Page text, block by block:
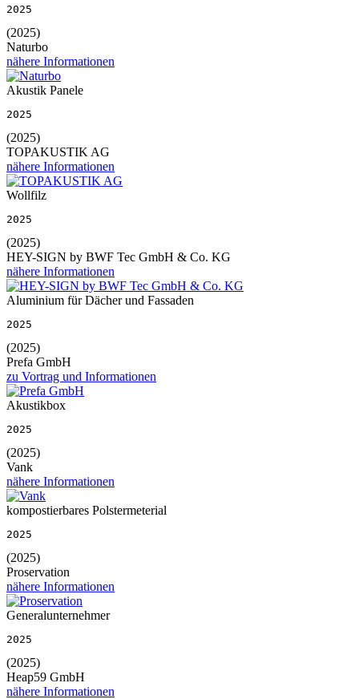
2025
(2025)
Naturbo
nähere Informationen
Akustik Panele
2025
(2025)
TOPAKUSTIK AG
nähere Informationen
Wollfilz
2025
(2025)
HEY-SIGN by BWF Tec GmbH & Co. KG
nähere Informationen
Aluminium für Dächer und Fassaden
2025
(2025)
Prefa GmbH
zu Vortrag und Informationen
Akustikbox
2025
(2025)
Vank
nähere Informationen
kompostierbares Polstermeterial
2025
(2025)
Proservation
nähere Informationen
Generalunternehmer
2025
(2025)
Heap59 GmbH
nähere Informationen